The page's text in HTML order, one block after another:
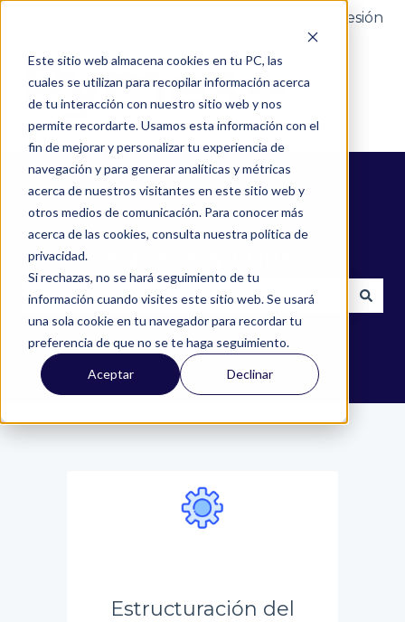
Este sitio web almacena cookies en tu PC, las
cuales se utilizan para recopilar información acerca
de tu interacción con nuestro sitio web y nos
permite recordarte. Usamos esta información con el
fin de mejorar y personalizar tu experiencia de
navegación y para generar analíticas y métricas
acerca de nuestros visitantes en este sitio web y
otros medios de comunicación. Para conocer más
acerca de las cookies, consulta nuestra política de
privacidad.
Si rechazas, no se hará seguimiento de tu
información cuando visites este sitio web. Se usará
una sola cookie en tu navegador para recordar tu
preferencia de que no se te haga seguimiento.
Aceptar Declinar
Iniciar sesión
¿Cómo podemos ayudarte?
No hay sugerencias porque el campo de
Estructuración del